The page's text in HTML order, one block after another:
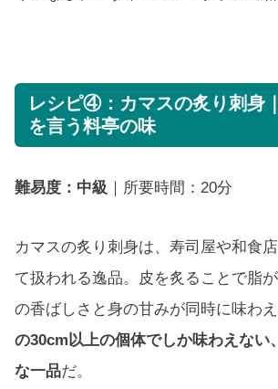
レシピ④：カマスの炙り刺身
を言う料亭の味
難易度：中級 ｜所要時間：20分
カマスの炙り刺身は、寿司屋や和食
て扱われる逸品。皮を炙ることで脂
の香ばしさと身の甘みが同時に味わえ
の30cm以上の個体でしか味わえない
な一品だ。